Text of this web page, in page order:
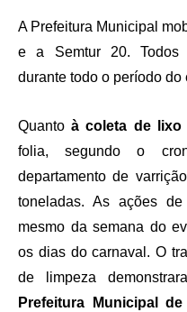
A Prefeitura Municipal
e a Semtur 20. Todos
durante todo o período do
Quantoà coleta de lixo
folia, segundo o
departamento de
toneladas. As ações
mesmo da semana do
os dias do carnaval. O
de limpeza
Prefeitura Municipal